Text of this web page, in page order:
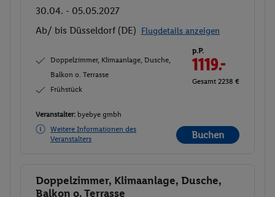
30.04. - 05.05.2027
Ab/ bis Düsseldorf (DE) Flugdetails anzeigen
Doppelzimmer, Klimaanlage, Dusche,
Balkon o. Terrasse
Frühstück
p.P.
1119.-
Gesamt 2238 €
Veranstalter: byebye gmbh
Weitere Informationen des
Veranstalters
Buchen
Buchen
Doppelzimmer, Klimaanlage, Dusche,
Balkon o. Terrasse